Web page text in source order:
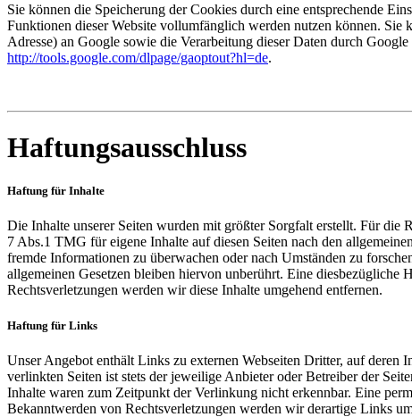
Sie können die Speicherung der Cookies durch eine entsprechende
Funktionen dieser Website vollumfänglich werden nutzen können. Sie
Adresse) an Google sowie die Verarbeitung dieser Daten durch
http://tools.google.com/dlpage/gaoptout?hl=de.
Haftungsausschluss
Haftung für Inhalte
Die Inhalte unserer Seiten wurden mit größter Sorgfalt erstellt. Für
7 Abs.1 TMG für eigene Inhalte auf diesen Seiten nach den
fremde Informationen zu überwachen oder nach Umständen zu
allgemeinen Gesetzen bleiben hiervon unberührt. Eine
Rechtsverletzungen werden wir diese Inhalte umgehend entfernen.
Haftung für Links
Unser Angebot enthält Links zu externen Webseiten Dritter, auf
verlinkten Seiten ist stets der jeweilige Anbieter oder Betreiber der
Inhalte waren zum Zeitpunkt der Verlinkung nicht erkennbar. Eine
Bekanntwerden von Rechtsverletzungen werden wir derartige Links